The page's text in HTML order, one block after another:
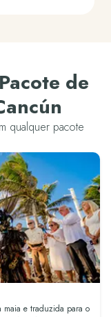
de
qualquer pacote
e traduzida para o